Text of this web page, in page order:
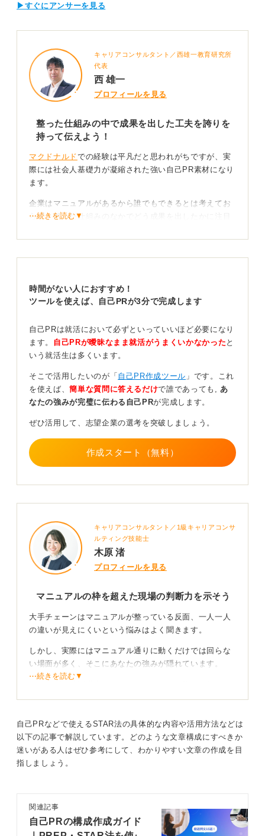
▶すぐにアンサーを見る
キャリアコンサルタント／西雄一教育研究所
代表
西 雄一
プロフィールを見る
整った仕組みの中で成果を出した工夫を誇りを
持って伝えよう！
マクドナルドでの経験は平凡だと思われがちですが、実
際には社会人基礎力が凝縮された強い自己PR素材になり
ます。
企業はマニュアルがあるから誰でもできるとは考えてお
らず、整った仕組みのなかでどう成果を出したかに注目
現場マネジメントに通じる判断力を具体的にアピー
ルしよう
特に時間帯責任者の経験は、優先順位付けやクルー配置
など、現場マネジメントに近いスキルとして評価されま
す。
新人教育の工夫やミスを減らすためのフロー改善など、
自分独自の働きかけを具体的な言葉で語ってください。
なして成果を出せる有能な人材であることを証明しまし
ょう。
0
⋯続きを読む▼
時間がない人におすすめ！
ツールを使えば、自己PRが3分で完成します
自己PRは就活において必ずといっていいほど必要になり
ます。 自己PRが曖昧なまま就活がうまくいかなかった と
いう就活生は多くいます。
そこで活用したいのが「 自己PR作成ツール 」です。これ
を使えば、簡単な質問に答えるだけで誰であっても, あ
なたの強みが完璧に伝わる自己PRが完成します。
ぜひ活用して、志望企業の選考を突破しましょう。
作成スタート（無料）
キャリアコンサルタント／1級キャリアコンサ
ルティング技能士
木原 渚
プロフィールを見る
マニュアルの枠を超えた現場の判断力を示そう
大手チェーンはマニュアルが整っている反面、一人一人
の違いが見えにくいという悩みはよく聞きます。
しかし、実際にはマニュアル通りに動くだけでは回らな
い場面が多く、そこにあなたの強みが隠れています。
混雑時のボトルネックを瞬時に見極め、人員を寄せた工
夫などを具体的に伝えてみてください。
ミス率などの数値と、あなたの行動を結び付けて語りま
しょう。
⋯続きを読む▼
自己PRなどで使えるSTAR法の具体的な内容や活用方法などは
以下の記事で解説しています。どのような文章構成にすべきか
迷いがある人はぜひ参考にして、わかりやすい文章の作成を目
指しましょう。
関連記事
自己PRの構成作成ガイド